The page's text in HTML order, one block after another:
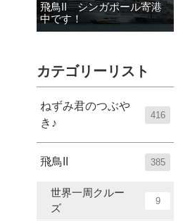
飛鳥II シンガポール寄港
中です！
カテゴリーリスト
ねずみ君のつぶや
き♪
416
飛鳥II 385
世界一周クルー
ズ
9